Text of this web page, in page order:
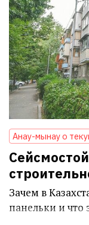
Анау-мынау о
Зачем в
панельки и что